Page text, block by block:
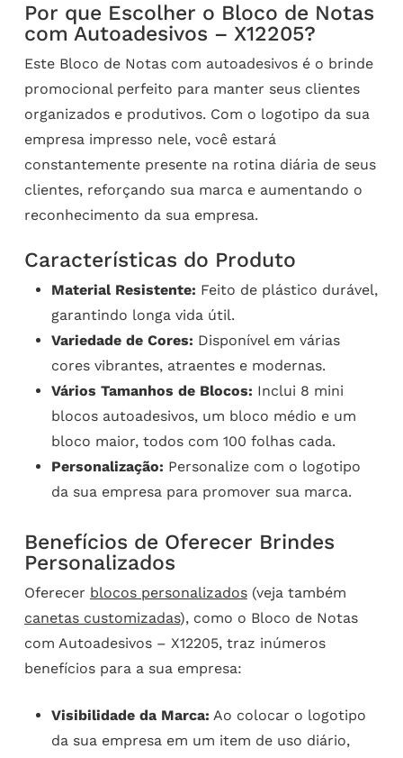
Por que Escolher o Bloco de Notas
com Autoadesivos – X12205?
Este Bloco de Notas com autoadesivos é o brinde
promocional perfeito para manter seus clientes
organizados e produtivos. Com o logotipo da sua
empresa impresso nele, você estará
constantemente presente na rotina diária de seus
clientes, reforçando sua marca e aumentando o
reconhecimento da sua empresa.
Características do Produto
Material Resistente: Feito de plástico durável,
garantindo longa vida útil.
Variedade de Cores: Disponível em várias
cores vibrantes, atraentes e modernas.
Vários Tamanhos de Blocos: Inclui 8 mini
blocos autoadesivos, um bloco médio e um
bloco maior, todos com 100 folhas cada.
Personalização: Personalize com o logotipo
da sua empresa para promover sua marca.
Benefícios de Oferecer Brindes
Personalizados
Oferecer blocos personalizados(veja também
canetas customizadas), como o Bloco de Notas
com Autoadesivos – X12205, traz inúmeros
benefícios para a sua empresa:
Visibilidade da Marca: Ao colocar o logotipo
da sua empresa em um item de uso diário,